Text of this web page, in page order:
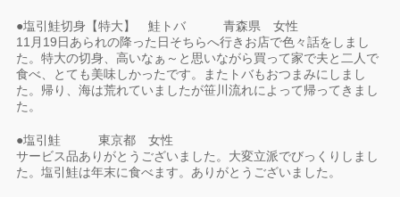
●塩引鮭切身【特大】 鮭トバ 青森県 女性
11月19日あられの降った日そちらへ行きお店で色々話をしまし
た。特大の切身、高いなぁ～と思いながら買って家で夫と二人で
食べ、とても美味しかったです。またトバもおつまみにしまし
た。帰り、海は荒れていましたが笹川流れによって帰ってきまし
た。
●塩引鮭 東京都 女性
サービス品ありがとうございました。大変立派でびっくりしまし
た。塩引鮭は年末に食べます。ありがとうございました。